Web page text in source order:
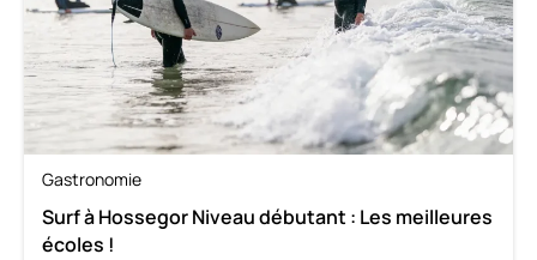
Gastronomie
Surf à Hossegor Niveau débutant : Les meilleures
écoles !